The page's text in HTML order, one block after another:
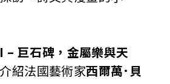
– 巨石碑，金屬樂與天
紹法國藝術家西爾萬･貝